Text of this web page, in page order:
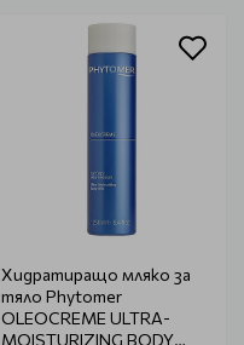
Хидратиращо мляко за
тяло Phytomer
OLEOCREME ULTRA-
MOISTURIZING BODY